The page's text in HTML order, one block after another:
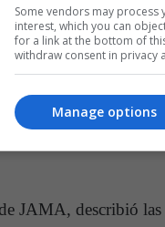
UU. llamó
embajada
también fueron
la hipótesis de que
descritos por los
JAMA, describió
Some vendors may
interest, which you can
for a link at the bottom of
withdraw consent in privacy
Manage options